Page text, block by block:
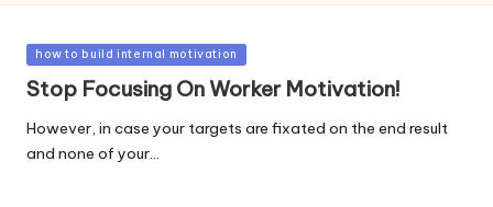
Posted
in
how to build internal motivation
Stop Focusing On Worker Motivation!
However, in case your targets are fixated on the end result
and none of your…